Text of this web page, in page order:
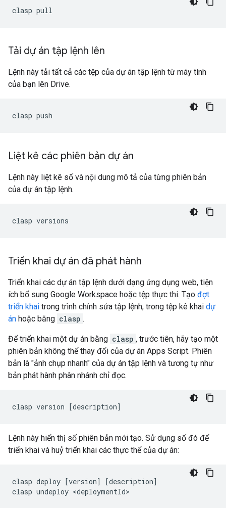
Tải dự án tập lệnh lên
Lệnh này tải tất cả các tệp của dự án tập lệnh từ máy tính
của bạn lên Drive.
Liệt kê các phiên bản dự án
Lệnh này liệt kê số và nội dung mô tả của từng phiên bản
của dự án tập lệnh.
Triển khai dự án đã phát hành
Triển khai các dự án tập lệnh dưới dạng ứng dụng web, tiện
ích bổ sung Google Workspace hoặc tệp thực thi. Tạo đợt
triển khai trong trình chỉnh sửa tập lệnh, trong tệp kê khai dự
án hoặc bằng clasp .
Để triển khai một dự án bằng clasp , trước tiên, hãy tạo một
phiên bản không thể thay đổi của dự án Apps Script. Phiên
bản là "ảnh chụp nhanh" của dự án tập lệnh và tương tự như
bản phát hành phân nhánh chỉ đọc.
clasp version [description]
Lệnh này hiển thị số phiên bản mới tạo. Sử dụng số đó để
triển khai và huỷ triển khai các thực thể của dự án:
clasp deploy [version] [description]
clasp undeploy <deploymentId